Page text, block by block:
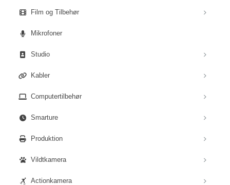
Film og Tilbehør
Mikrofoner
Studio
Kabler
Computertilbehør
Smarture
Produktion
Vildtkamera
Actionkamera